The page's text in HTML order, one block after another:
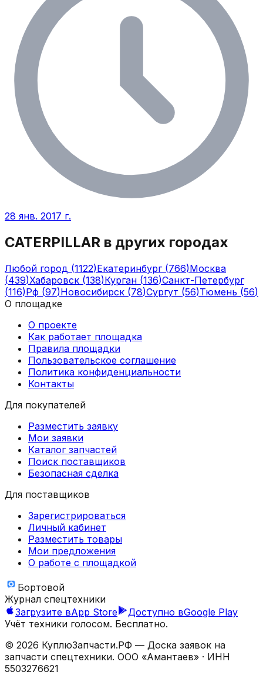
28 янв. 2017 г.
CATERPILLAR в других городах
Любой город (1122)Екатеринбург(766)Москва
(439)Хабаровск (138)Курган (136)Санкт-Петербург
(116)Рф (97)Новосибирск (78)Сургут (56)Тюмень (56)
О площадке
О проекте
Как работает площадка
Правила площадки
Пользовательское соглашение
Политика конфиденциальности
Контакты
Для покупателей
Разместить заявку
Мои заявки
Каталог запчастей
Поиск поставщиков
Безопасная сделка
Для поставщиков
Зарегистрироваться
Личный кабинет
Разместить товары
Мои предложения
О работе с площадкой
Бортовой
Журнал спецтехники
Загрузите вApp Store Доступно вGoogle Play
Учёт техники голосом. Бесплатно.
© 2026 КуплюЗапчасти.РФ — Доска заявок на
запчасти спецтехники. ООО «Амантаев» · ИНН
5503276621